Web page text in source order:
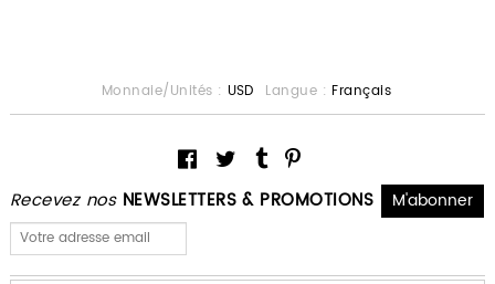
Recevez nos NEWSLETTERS & PROMOTIONS
Monnaie/Unités : USD Langue : Français